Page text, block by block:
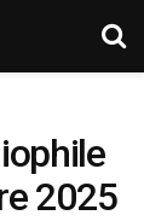
2025